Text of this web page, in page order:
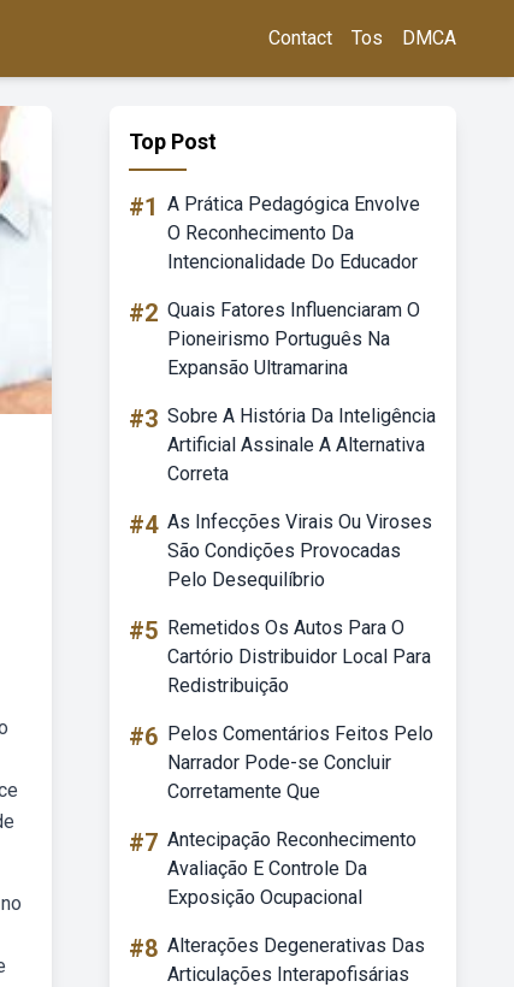
Contact Tos DMCA
Top Post
#1 A Prática Pedagógica Envolve
O Reconhecimento Da
Intencionalidade Do Educador
#2 Quais Fatores Influenciaram O
Pioneirismo Português Na
Expansão Ultramarina
#3 Sobre A História Da Inteligência
Artificial Assinale A Alternativa
Correta
#4 As Infecções Virais Ou Viroses
São Condições Provocadas
Pelo Desequilíbrio
#5 Remetidos Os Autos Para O
Cartório Distribuidor Local Para
Redistribuição
#6 Pelos Comentários Feitos Pelo
Narrador Pode-se Concluir
Corretamente Que
#7 Antecipação Reconhecimento
Avaliação E Controle Da
Exposição Ocupacional
#8 Alterações Degenerativas Das
Articulações Interapofisárias